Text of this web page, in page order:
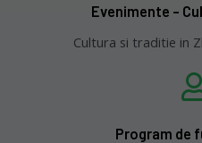
Evenimente -
Cultura si traditie in
Program de